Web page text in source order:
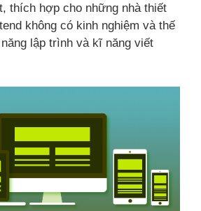
thích hợp cho những nhà thiết
không có kinh nghiệm và thế
lập trình và kĩ năng viết